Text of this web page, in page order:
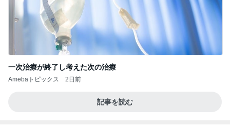
一次治療が終了し考えた次の治療
Amebaトピックス 2日前
記事を読む